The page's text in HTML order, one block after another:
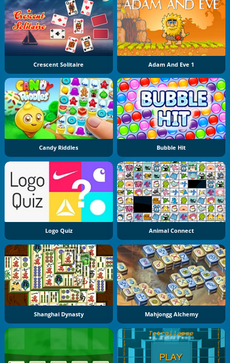
Crescent Solitaire Adam And Eve 1
Candy Riddles Bubble Hit
Logo Quiz Animal Connect
Shanghai Dynasty Mahjongg Alchemy